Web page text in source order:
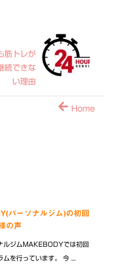
筋トレが
続できな
い理由
Home
パーソナルジム)の初回
の声
ルジムMAKEBODYでは初回
ムを行っています。 今 ...